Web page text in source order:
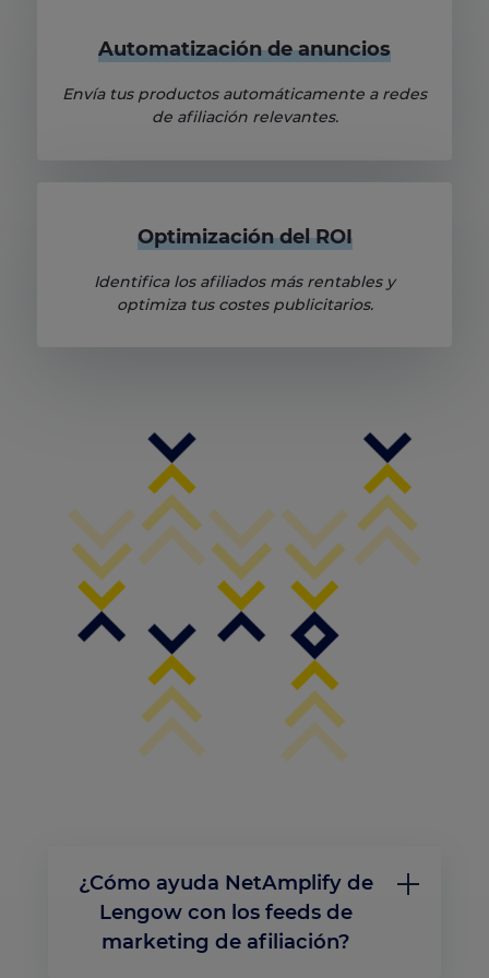
Automatización de anuncios
Envía tus productos automáticamente a redes
de afiliación relevantes.
Optimización del ROI
Identifica los afiliados más rentables y
optimiza tus costes publicitarios.
¿Cómo ayuda NetAmplify de
Lengow con los feeds de
marketing de afiliación?